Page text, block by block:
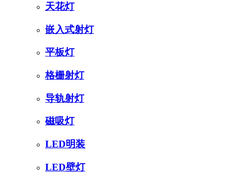
天花灯
嵌入式射灯
平板灯
格栅射灯
导轨射灯
磁吸灯
LED明装
LED壁灯